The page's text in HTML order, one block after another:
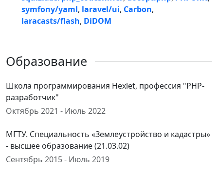
symfony/yaml, laravel/ui, Carbon,
laracasts/flash, DiDOM
Образование
Школа программирования Hexlet, профессия "PHP-
разработчик"
Октябрь 2021 - Июль 2022
МГТУ. Специальность «Землеустройство и кадастры»
- высшее образование (21.03.02)
Сентябрь 2015 - Июль 2019